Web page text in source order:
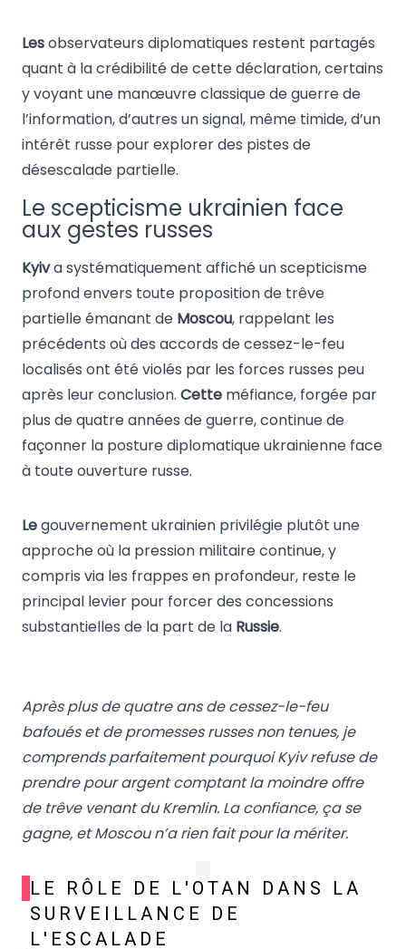
Lesobservateurs diplomatiques restent partagés
quant à la crédibilité de cette déclaration, certains
y voyant une manœuvre classique de guerre de
l’information, d’autres un signal, même timide, d’un
intérêt russe pour explorer des pistes de
désescalade partielle.
Le scepticisme ukrainien face
aux gestes russes
Kyiva systématiquement affiché un scepticisme
profond envers toute proposition de trêve
partielle émanant de Moscou, rappelant les
précédents où des accords de cessez-le-feu
localisés ont été violés par les forces russes peu
après leur conclusion. Cette méfiance, forgée par
plus de quatre années de guerre, continue de
façonner la posture diplomatique ukrainienne face
à toute ouverture russe.
Legouvernement ukrainien privilégie plutôt une
approche où la pression militaire continue, y
compris via les frappes en profondeur, reste le
principal levier pour forcer des concessions
substantielles de la part de la Russie.
Après plus de quatre ans de cessez-le-feu
bafoués et de promesses russes non tenues, je
comprends parfaitement pourquoi Kyiv refuse de
prendre pour argent comptant la moindre offre
de trêve venant du Kremlin. La confiance, ça se
gagne, et Moscou n’a rien fait pour la mériter.
LE RÔLE DE L'OTAN DANS LA
SURVEILLANCE DE
L'ESCALADE